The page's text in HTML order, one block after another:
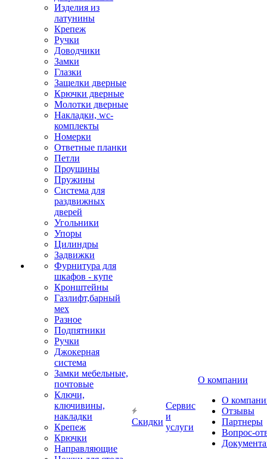
Изделия из
латунины
Крепеж
Ручки
Доводчики
Замки
Глазки
Защелки дверные
Крючки дверные
Молотки дверные
Накладки, wc-
комплекты
Номерки
Ответные планки
Петли
Проушины
Пружины
Система для
раздвижных
дверей
Угольники
Упоры
Цилиндры
Задвижки
Фурнитура для
шкафов - купе
Кронштейны
Газлифт,барный
мех
Разное
Подпятники
Ручки
Джокерная
система
Замки мебельные,
почтовые
Ключи,
ключивины,
накладки
Крепеж
Крючки
Направляющие
Скидки
Сервис
и
услуги
О компании
О
Отзывы
Партнеры
Вопрос-